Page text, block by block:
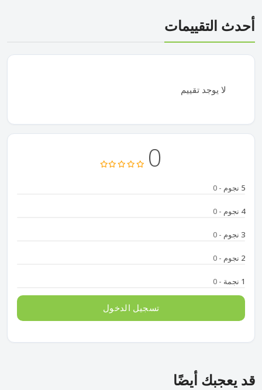
أحدث التقييمات
لا يوجد تقييم
0
5 نجوم - 0
4 نجوم - 0
3 نجوم - 0
2 نجوم - 0
1 نجمة - 0
تسجيل الدخول
قد يعجبك أيضًا